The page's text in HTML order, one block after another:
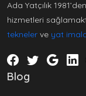
Ada Yatçılık
hizmetleri
tekneler ve yat
Blog